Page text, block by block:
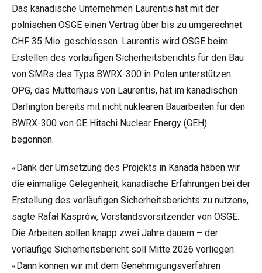
Das kanadische Unternehmen Laurentis hat mit der
polnischen OSGE einen Vertrag über bis zu umgerechnet
CHF 35 Mio. geschlossen. Laurentis wird OSGE beim
Erstellen des vorläufigen Sicherheitsberichts für den Bau
von SMRs des Typs BWRX-300 in Polen unterstützen.
OPG, das Mutterhaus von Laurentis, hat im kanadischen
Darlington bereits mit nicht nuklearen Bauarbeiten für den
BWRX-300 von GE Hitachi Nuclear Energy (GEH)
begonnen.
«Dank der Umsetzung des Projekts in Kanada haben wir
die einmalige Gelegenheit, kanadische Erfahrungen bei der
Erstellung des vorläufigen Sicherheitsberichts zu nutzen»,
sagte Rafał Kasprów, Vorstandsvorsitzender von OSGE.
Die Arbeiten sollen knapp zwei Jahre dauern – der
vorläufige Sicherheitsbericht soll Mitte 2026 vorliegen.
«Dann können wir mit dem Genehmigungsverfahren